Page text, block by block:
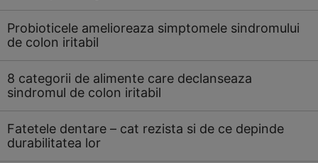
Probioticele amelioreaza simptomele sindromului
de colon iritabil
8 categorii de alimente care declanseaza
sindromul de colon iritabil
Fatetele dentare – cat rezista si de ce depinde
durabilitatea lor